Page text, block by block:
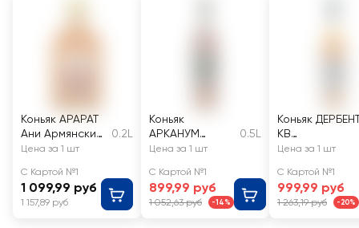
Коньяк АРАРАТ
Ани Армянский
марочный
КВ 40%
0.2L
Цена за 1 шт
С Картой №1
1 099,99 руб
1 157,89 руб
Коньяк
АРКАНУМ
Армянский КВ 6
40%
0.5L
Цена за 1 шт
С Картой №1
899,99 руб
1 052,63 руб -14%
Коньяк
КВ
выдержанный
Цена за 1 шт
С Картой №1
999,99 руб
1 263,19 руб -20%